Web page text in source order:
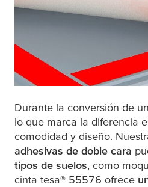
Durante la conversión de
lo que marca la diferencia
comodidad y diseño.
adhesivas de doble cara
tipos de suelos, como
cinta tesa® 55576 ofrece